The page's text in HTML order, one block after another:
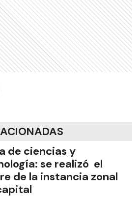
de ciencias y
se realizó el
de la instancia zonal